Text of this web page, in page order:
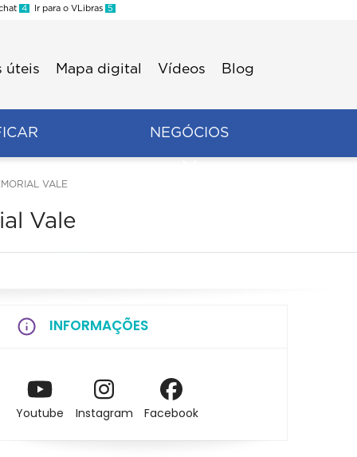
4 Ir para o VLibras 5
úteis Mapa digital Vídeos Blog
NEGÓCIOS
VALE
Vale
INFORMAÇÕES
Youtube Instagram Facebook